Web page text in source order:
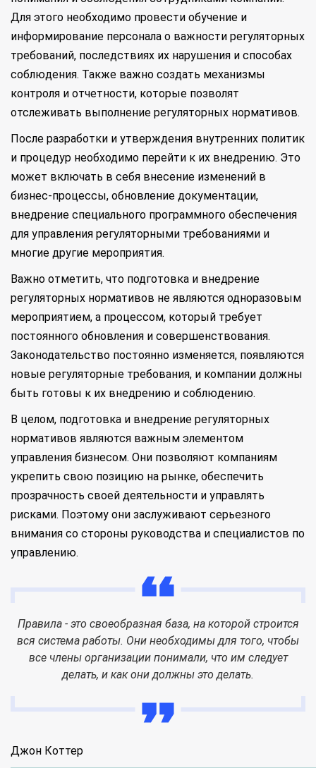
Для этого необходимо провести обучение и
информирование персонала о важности регуляторных
требований, последствиях их нарушения и способах
соблюдения. Также важно создать механизмы
контроля и отчетности, которые позволят
отслеживать выполнение регуляторных нормативов.
После разработки и утверждения внутренних политик
и процедур необходимо перейти к их внедрению. Это
может включать в себя внесение изменений в
бизнес-процессы, обновление документации,
внедрение специального программного обеспечения
для управления регуляторными требованиями и
многие другие мероприятия.
Важно отметить, что подготовка и внедрение
регуляторных нормативов не являются одноразовым
мероприятием, а процессом, который требует
постоянного обновления и совершенствования.
Законодательство постоянно изменяется, появляются
новые регуляторные требования, и компании должны
быть готовы к их внедрению и соблюдению.
В целом, подготовка и внедрение регуляторных
нормативов являются важным элементом
управления бизнесом. Они позволяют компаниям
укрепить свою позицию на рынке, обеспечить
прозрачность своей деятельности и управлять
рисками. Поэтому они заслуживают серьезного
внимания со стороны руководства и специалистов по
управлению.
Правила - это своеобразная база, на которой строится
вся система работы. Они необходимы для того, чтобы
все члены организации понимали, что им следует
делать, и как они должны это делать.
Джон Коттер